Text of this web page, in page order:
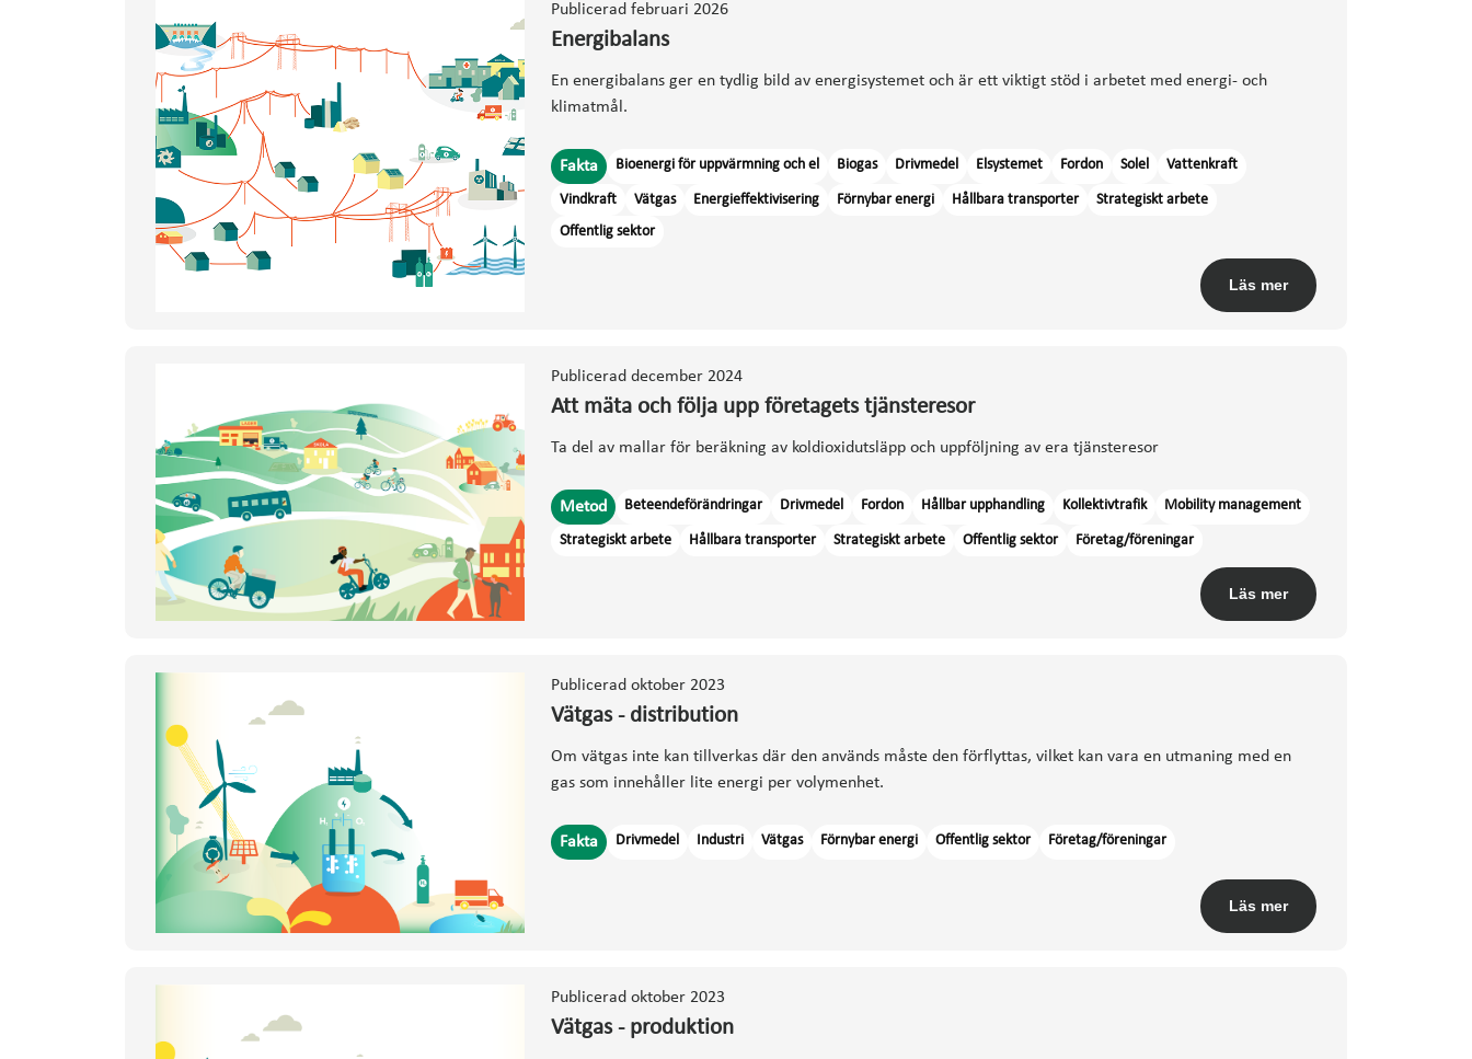
Publicerad februari 2026
Energibalans
En energibalans ger en tydlig bild av energisystemet och är ett viktigt stöd i arbetet med energi- och
klimatmål.
Fakta Bioenergi för uppvärmning och el Biogas Drivmedel Elsystemet Fordon Solel Vattenkraft
Vindkraft Vätgas Energieffektivisering Förnybar energi Hållbara transporter
Strategiskt arbete
Offentlig sektor
Läs mer
Publicerad december 2024
Att mäta och följa upp företagets tjänsteresor
Ta del av mallar för beräkning av koldioxidutsläpp och uppföljning av era tjänsteresor
Metod Beteendeförändringar Drivmedel Fordon Hållbar upphandling Kollektivtrafik Mobility management
Strategiskt arbete Hållbara transporter Strategiskt arbete Offentlig sektor Företag/föreningar
Läs mer
Publicerad oktober 2023
Vätgas - distribution
Om vätgas inte kan tillverkas där den används måste den förflyttas, vilket kan vara en utmaning med en
gas som innehåller lite energi per volymenhet.
Fakta Drivmedel Industri Vätgas Förnybar energi Offentlig sektor Företag/föreningar
Läs mer
Publicerad oktober 2023
Vätgas - produktion